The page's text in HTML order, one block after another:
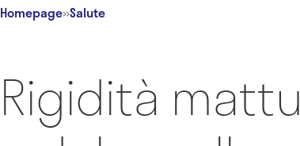
Homepage»Salute
Rigidità